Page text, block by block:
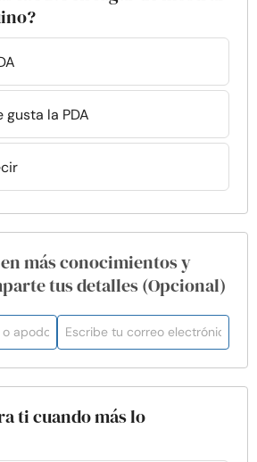
gusta la PDA
más conocimientos y
tus detalles (Opcional)
ti cuando más lo